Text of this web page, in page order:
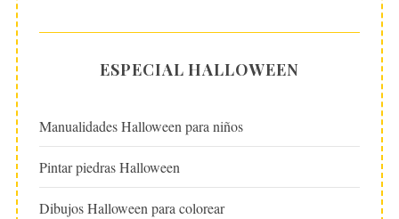
ESPECIAL HALLOWEEN
Manualidades Halloween para niños
Pintar piedras Halloween
Dibujos Halloween para colorear